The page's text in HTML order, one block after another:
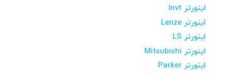
اینورتر Invt
اینورتر Lenze
اینورتر LS
اینورتر Mitsubishi
اینورتر Parker